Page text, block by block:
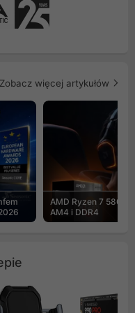
Zobacz więcej artykułów
AMD Ryzen 7
AM4 i DDR4